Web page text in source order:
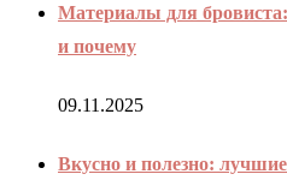
Материалы для
и почему
09.11.2025
Вкусно и полезно: